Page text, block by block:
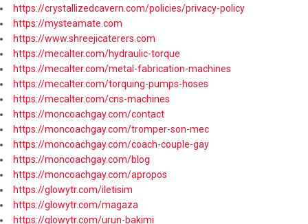
https://crystallizedcavern.com/policies/privacy-policy
https://mysteamate.com
https://www.shreejicaterers.com
https://mecalter.com/hydraulic-torque
https://mecalter.com/metal-fabrication-machines
https://mecalter.com/torquing-pumps-hoses
https://mecalter.com/cns-machines
https://moncoachgay.com/contact
https://moncoachgay.com/tromper-son-mec
https://moncoachgay.com/coach-couple-gay
https://moncoachgay.com/blog
https://moncoachgay.com/apropos
https://glowytr.com/iletisim
https://glowytr.com/magaza
https://glowytr.com/urun-bakimi